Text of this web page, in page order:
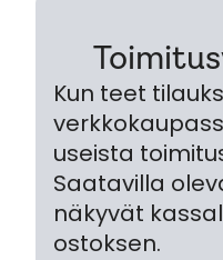
Kun teet
useista
Saatavilla
näkyvät
ostoksen.